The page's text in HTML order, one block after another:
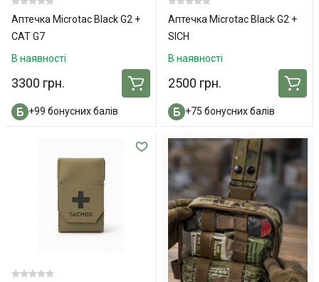
Аптечка Microtac Black G2 +
СAT G7
В наявності
3300 грн.
+99 бонусних балів
Аптечка Microtac Black G2 +
SICH
В наявності
2500 грн.
+75 бонусних балів